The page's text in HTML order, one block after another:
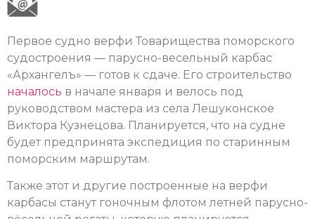
Первое судно верфи Товарищества поморского
судостроения — парусно-весельный карбас
«Архангелъ» — готов к сдаче. Его строительство
началось в начале января и велось под
руководством мастера из села Лешуконское
Виктора Кузнецова. Планируется, что на судне
будет предпринята экспедиция по старинным
поморским маршрутам.
Также этот и другие построенные на верфи
карбасы станут гоночным флотом летней парусно-